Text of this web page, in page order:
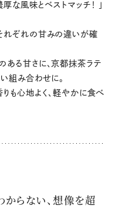
な風味とベストマッチ！ 」
れぞれの甘みの違いが確
ある甘さに、京都抹茶ラテ
組み合わせに。
も心地よく、軽やかに食べ
からない、想像を超